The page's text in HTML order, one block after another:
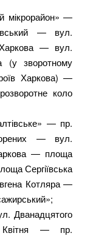
мікрорайон» —
— вул.
— вул.
(у зворотному
Харкова) —
коло
— пр.
— вул.
— площа
Сергіївська
Котляра —
Дванадцятого
Квітня — пр.